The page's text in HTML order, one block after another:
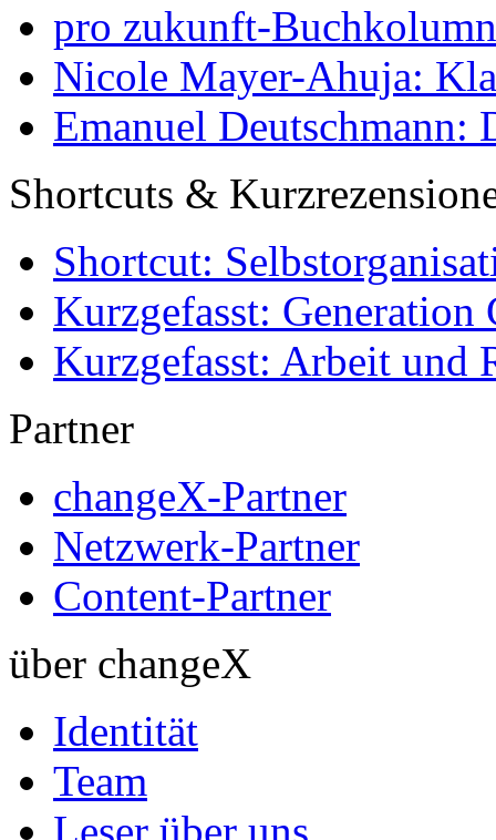
pro zukunft-
Nicole Mayer-Ahuja:
Emanuel Deutschmann:
Shortcuts &
Shortcut:
Kurzgefasst: Generation
Kurzgefasst: Arbeit und
Partner
changeX-Partner
Netzwerk-Partner
Content-Partner
über changeX
Identität
Team
Leser über uns